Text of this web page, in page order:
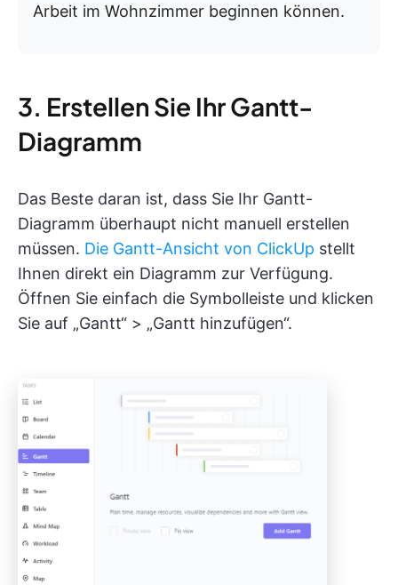
Arbeit im Wohnzimmer beginnen können.
3. Erstellen Sie Ihr Gantt-
Diagramm
Das Beste daran ist, dass Sie Ihr Gantt-
Diagramm überhaupt nicht manuell erstellen
müssen. Die Gantt-Ansicht von ClickUp stellt
Ihnen direkt ein Diagramm zur Verfügung.
Öffnen Sie einfach die Symbolleiste und klicken
Sie auf „Gantt“ > „Gantt hinzufügen“.